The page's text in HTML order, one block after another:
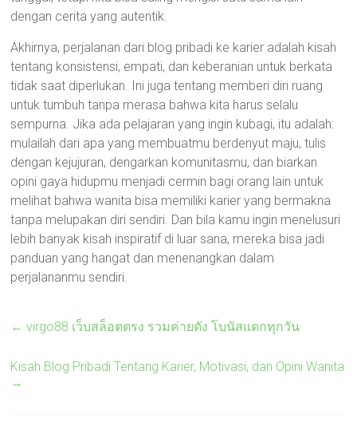
dengan cerita yang autentik.
Akhirnya, perjalanan dari blog pribadi ke karier adalah kisah
tentang konsistensi, empati, dan keberanian untuk berkata
tidak saat diperlukan. Ini juga tentang memberi diri ruang
untuk tumbuh tanpa merasa bahwa kita harus selalu
sempurna. Jika ada pelajaran yang ingin kubagi, itu adalah:
mulailah dari apa yang membuatmu berdenyut maju, tulis
dengan kejujuran, dengarkan komunitasmu, dan biarkan
opini gaya hidupmu menjadi cermin bagi orang lain untuk
melihat bahwa wanita bisa memiliki karier yang bermakna
tanpa melupakan diri sendiri. Dan bila kamu ingin menelusuri
lebih banyak kisah inspiratif di luar sana, mereka bisa jadi
panduan yang hangat dan menenangkan dalam
perjalananmu sendiri.
← virgo88 เว็บสล็อตตรง รวมค่ายดัง โบนัสแตกทุกวัน
Kisah Blog Pribadi Tentang Karier, Motivasi, dan Opini Wanita
→